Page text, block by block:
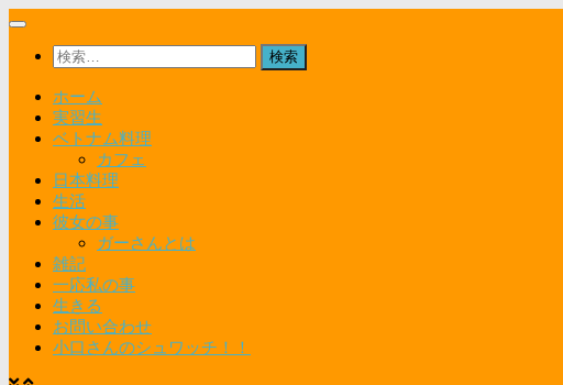
コ
検
索:
ホーム
実習生
ベトナム料理
カフェ
日本料理
生活
彼女の事
ガーさんとは
雑記
一応私の事
生きる
お問い合わせ
小口さんのシュワッチ！！